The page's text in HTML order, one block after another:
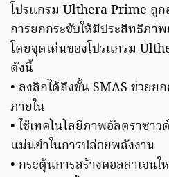
โปรแกรม Ulthera Prime ถู
การยกกระชับให้มีประสิทธิภา
โดยจุดเด่นของโปรแกรม
ดังนี้
• ลงลึกได้ถึงชั้น SMAS ช่วยย
ภายใน
• ใช้เทคโนโลยีภาพอัลตราซา
แม่นยำในการปล่อยพลังงาน
• กระตุ้นการสร้างคอลลาเจน